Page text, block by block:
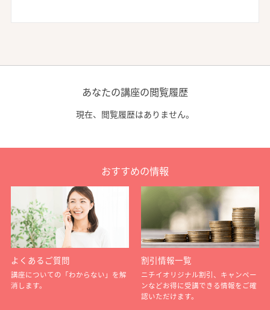
あなたの講座の閲覧履歴
現在、閲覧履歴はありません。
おすすめの情報
よくあるご質問
講座についての「わからない」を解
消します。
割引情報一覧
ニチイオリジナル割引、キャンペー
ンなどお得に受講できる情報をご確
認いただけます。